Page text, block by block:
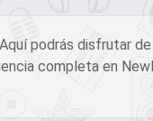
podrás disfrutar
completa en